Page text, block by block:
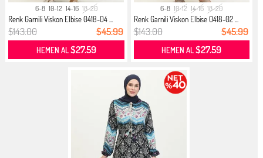
6-8 10-12 14-16 18-20
Renk Garnili Viskon Elbise 0418-04 ...
$143.00 $45.99
HEMEN AL$27.59
6-8 10-12 14-16 18-20
Renk Garnili Viskon Elbise 0418-02 ...
$143.00 $45.99
HEMEN AL$27.59